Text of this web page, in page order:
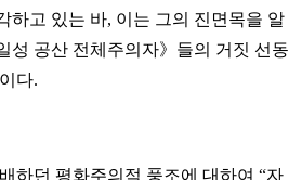
하고 있는 바, 이는 그의 진면목을 알
성 공산 전체주의자》들의 거짓 선동
다.
하던 평화주의적 풍조에 대하여 “자